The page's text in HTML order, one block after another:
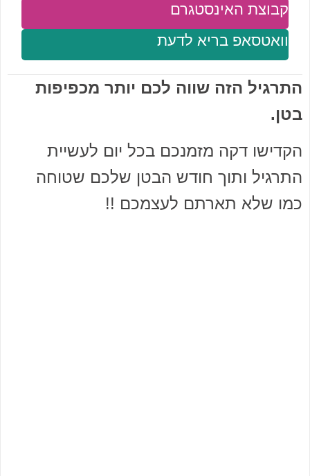
וואטסאפ בריא לדעת
קבוצת האינסטגרם
התרגיל הזה שווה לכם יותר מכפיפות
בטן.
הקדישו דקה מזמנכם בכל יום לעשיית
התרגיל ותוך חודש הבטן שלכם שטוחה
כמו שלא תארתם לעצמכם !!